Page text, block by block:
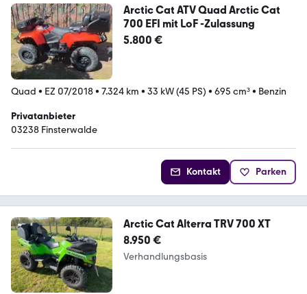
Arctic Cat ATV Quad Arctic Cat
700 EFI mit LoF -Zulassung
5.800 €
Quad • EZ 07/2018• 7.324 km • 33 kW (45 PS) • 695 cm³• Benzin
Privatanbieter
03238 Finsterwalde
Kontakt Parken
Arctic Cat Alterra TRV 700 XT
8.950 €
Verhandlungsbasis